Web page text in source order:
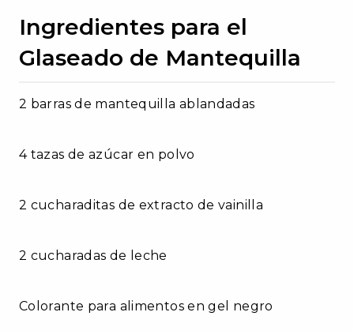
Ingredientes para el
Glaseado de Mantequilla
2 barras de mantequilla ablandadas
4 tazas de azúcar en polvo
2 cucharaditas de extracto de vainilla
2 cucharadas de leche
Colorante para alimentos en gel negro